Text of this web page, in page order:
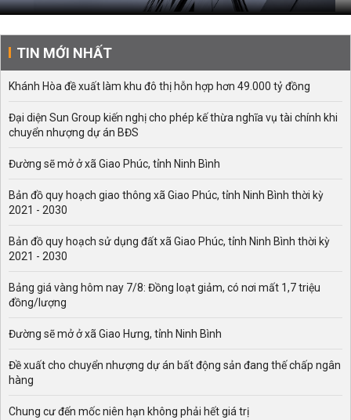
TIN MỚI NHẤT
Khánh Hòa đề xuất làm khu đô thị hỗn hợp hơn 49.000 tỷ đồng
Đại diện Sun Group kiến nghị cho phép kế thừa nghĩa vụ tài chính khi
chuyển nhượng dự án BĐS
Đường sẽ mở ở xã Giao Phúc, tỉnh Ninh Bình
Bản đồ quy hoạch giao thông xã Giao Phúc, tỉnh Ninh Bình thời kỳ
2021 - 2030
Bản đồ quy hoạch sử dụng đất xã Giao Phúc, tỉnh Ninh Bình thời kỳ
2021 - 2030
Bảng giá vàng hôm nay 7/8: Đồng loạt giảm, có nơi mất 1,7 triệu
đồng/lượng
Đường sẽ mở ở xã Giao Hưng, tỉnh Ninh Bình
Đề xuất cho chuyển nhượng dự án bất động sản đang thế chấp ngân
hàng
Chung cư đến mốc niên hạn không phải hết giá trị